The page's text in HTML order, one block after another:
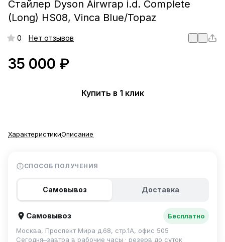
Стайлер Dyson Airwrap i.d. Complete
(Long) HS08, Vinca Blue/Topaz
0 Нет отзывов
35 000 ₽
Купить в 1 клик
ХарактеристикиОписание
СПОСОБ ПОЛУЧЕНИЯ
Самовывоз Доставка
Самовывоз
Бесплатно
Москва, Проспект Мира д.68, стр.1А, офис 505
Сегодня–завтра в рабочие часы · резерв до суток